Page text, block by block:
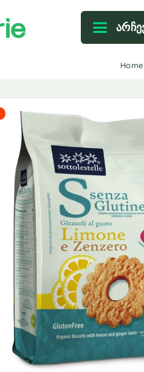
Home